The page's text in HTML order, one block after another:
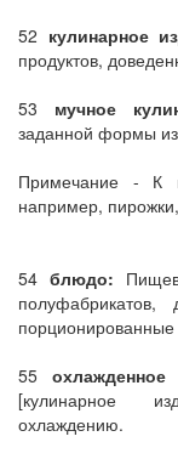
52 кулинарное
продуктов,
53 мучное
заданной формы
Примечание - К
например,
54блюдо:
полуфабрикатов,
55
[кулинарное
охлаждению.